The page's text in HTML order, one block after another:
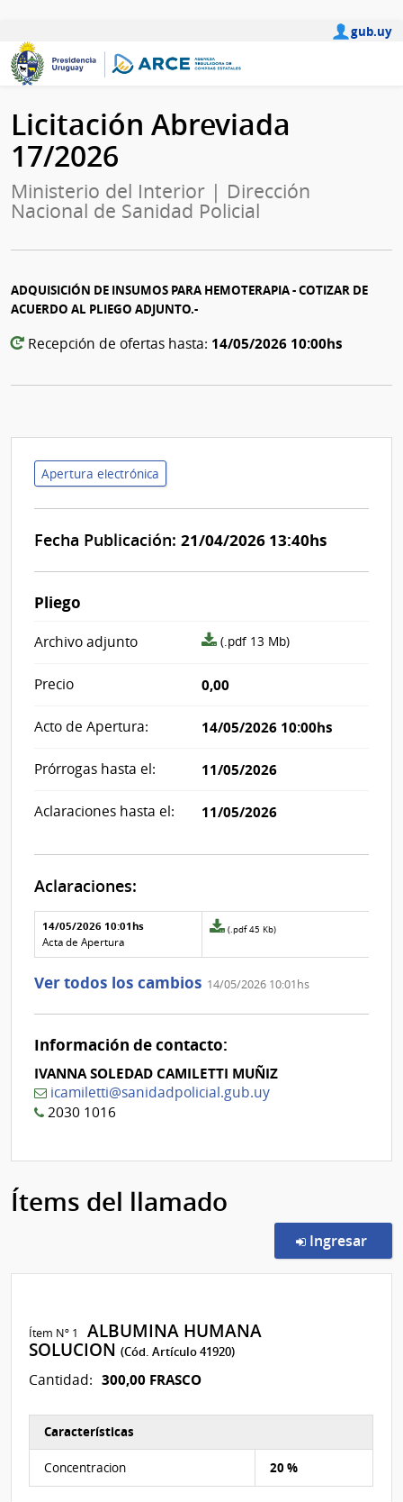
gub.uy
Licitación Abreviada
17/2026
Ministerio del Interior | Dirección
Nacional de Sanidad Policial
ADQUISICIÓN DE INSUMOS PARA HEMOTERAPIA - COTIZAR DE
ACUERDO AL PLIEGO ADJUNTO.-
Recepción de ofertas hasta: 14/05/2026 10:00hs
Apertura electrónica
Fecha Publicación: 21/04/2026 13:40hs
Pliego
Archivo adjunto
archivo
(.pdf 13 Mb)
Precio 0,00
Acto de Apertura: 14/05/2026 10:00hs
Prórrogas hasta el: 11/05/2026
Aclaraciones hasta el: 11/05/2026
Aclaraciones:
Aclaraciones del llamado
Fecha y
texto de
la
Archivo
de la
14/05/2026 10:01hs
Acta de Apertura
Archivo
de
aclaración
0
(.pdf 45 Kb)
Ver todos los cambios 14/05/2026 10:01hs
Información de contacto:
IVANNA SOLEDAD CAMILETTI MUÑIZ
icamiletti@sanidadpolicial.gub.uy
2030 1016
Ítems del llamado
Ingresar
Ítem Nº 1
ALBUMINA HUMANA
SOLUCION(Cód. Artículo 41920)
Cantidad: 300,00 FRASCO
Características
Concentracion 20 %